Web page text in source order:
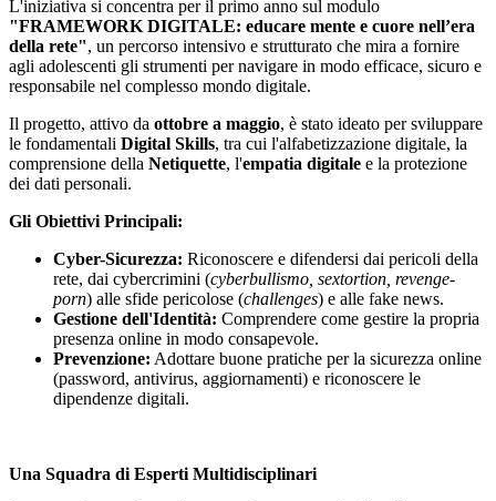
L'iniziativa si concentra per il primo anno sul modulo
"FRAMEWORK DIGITALE: educare mente e cuore nell’era
della rete", un percorso intensivo e strutturato che mira a fornire
agli adolescenti gli strumenti per navigare in modo efficace, sicuro e
responsabile nel complesso mondo digitale.
Il progetto, attivo da ottobre a maggio, è stato ideato per sviluppare
le fondamentali Digital Skills, tra cui l'alfabetizzazione digitale, la
comprensione della Netiquette, l'empatia digitale e la protezione
dei dati personali.
Gli Obiettivi Principali:
Cyber-Sicurezza: Riconoscere e difendersi dai pericoli della
rete, dai cybercrimini (cyberbullismo, sextortion, revenge-
porn) alle sfide pericolose (challenges) e alle fake news.
Gestione dell'Identità: Comprendere come gestire la propria
presenza online in modo consapevole.
Prevenzione: Adottare buone pratiche per la sicurezza online
(password, antivirus, aggiornamenti) e riconoscere le
dipendenze digitali.
Una Squadra di Esperti Multidisciplinari